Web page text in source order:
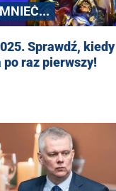
Sprawdź, kiedy
po raz pierwszy!